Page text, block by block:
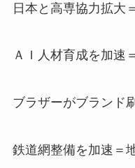
日本と高専協力拡大
ＡＩ人材育成を加速
ブラザーがブランド
鉄道網整備を加速＝